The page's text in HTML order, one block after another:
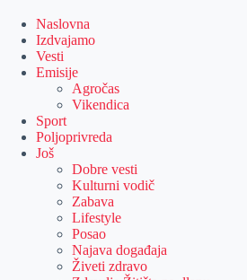
content
Naslovna
Izdvajamo
Vesti
Emisije
Agročas
Vikendica
Sport
Poljoprivreda
Još
Dobre vesti
Kulturni vodič
Zabava
Lifestyle
Posao
Najava događaja
Živeti zdravo